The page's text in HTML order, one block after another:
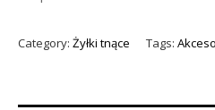
Category: Żyłki tnące Tags: